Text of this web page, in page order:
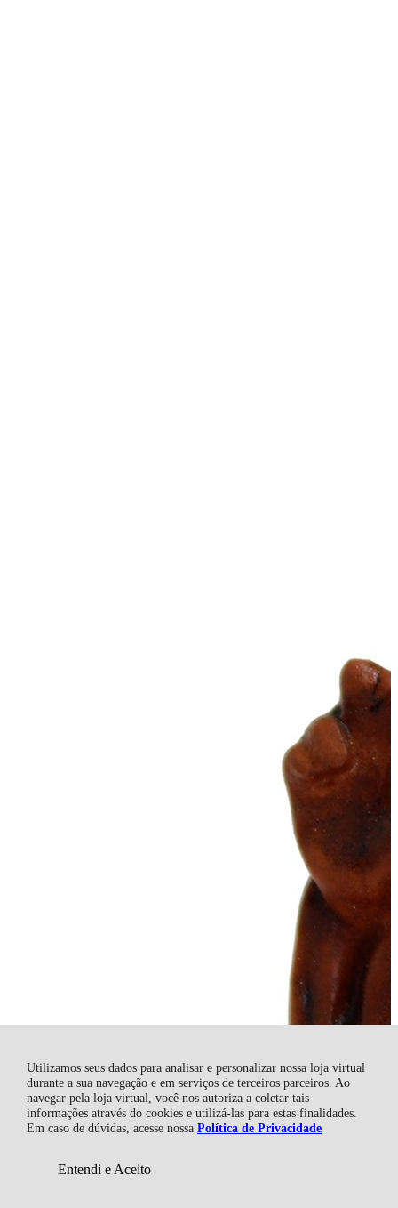
Utilizamos seus dados para analisar e personalizar nossa loja virtual
durante a sua navegação e em serviços de terceiros parceiros. Ao
navegar pela loja virtual, você nos autoriza a coletar tais
informações através do cookies e utilizá-las para estas finalidades.
Em caso de dúvidas, acesse nossa Política de Privacidade
Entendi e Aceito